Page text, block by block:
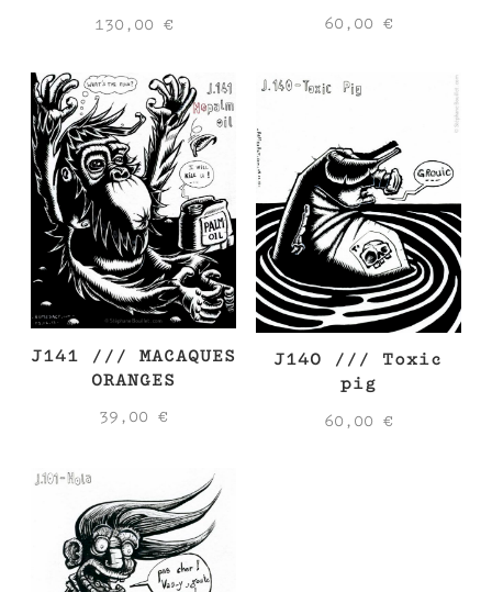
130,00 € 60,00 €
J141 /// MACAQUES
ORANGES
39,00€
J140 /// Toxic
pig
60,00 €